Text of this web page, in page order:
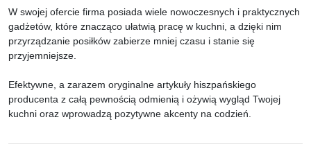
W swojej ofercie firma posiada wiele nowoczesnych i praktycznych
gadżetów, które znacząco ułatwią pracę w kuchni, a dzięki nim
przyrządzanie posiłków zabierze mniej czasu i stanie się
przyjemniejsze.
Efektywne, a zarazem oryginalne artykuły hiszpańskiego
producenta z całą pewnością odmienią i ożywią wygląd Twojej
kuchni oraz wprowadzą pozytywne akcenty na codzień.